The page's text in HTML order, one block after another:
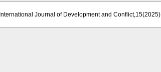
International Journal of Development and Conflict,15(2025)